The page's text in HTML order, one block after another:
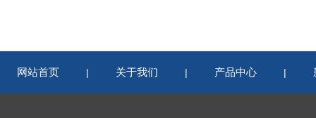
网站首页 | 关于我们 | 产品中心 |